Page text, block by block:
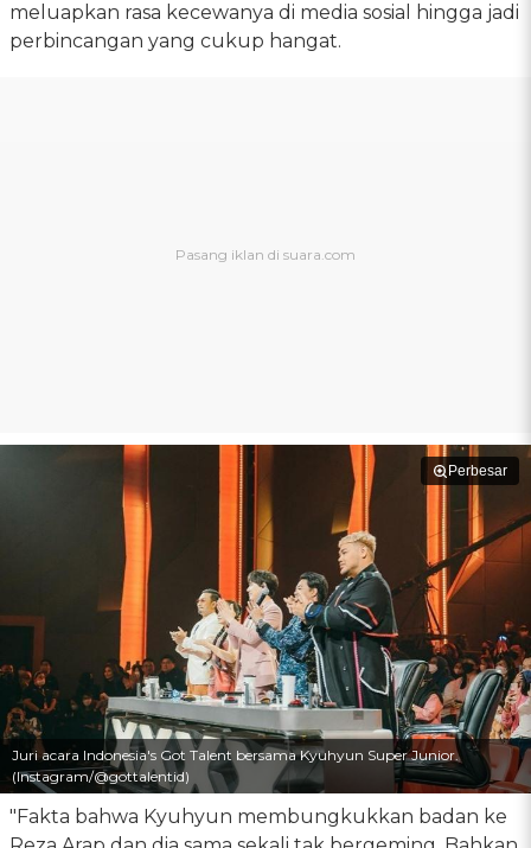
meluapkan rasa kecewanya di media sosial hingga jadi
perbincangan yang cukup hangat.
Perbesar
Juri acara Indonesia's Got Talent bersama Kyuhyun Super Junior.
(Instagram/@gottalentid)
"Fakta bahwa Kyuhyun membungkukkan badan ke